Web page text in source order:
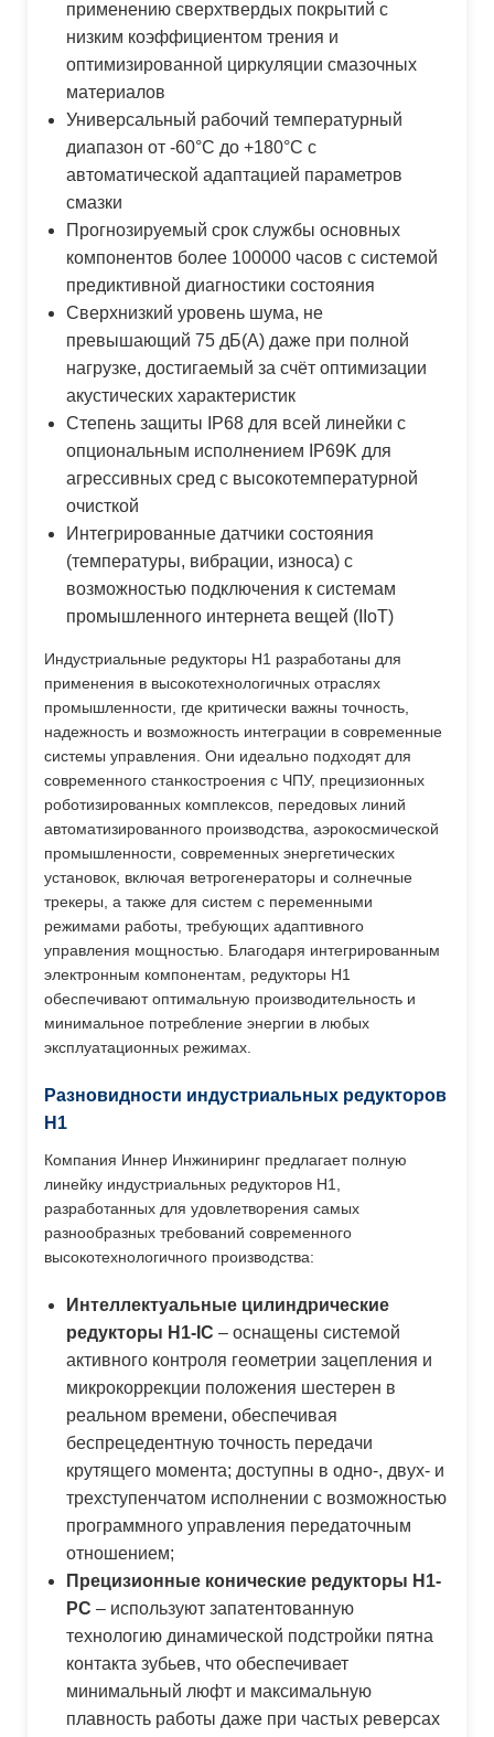
применению сверхтвердых покрытий с
низким коэффициентом трения и
оптимизированной циркуляции смазочных
материалов
Универсальный рабочий температурный
диапазон от -60°С до +180°С с
автоматической адаптацией параметров
смазки
Прогнозируемый срок службы основных
компонентов более 100000 часов с системой
предиктивной диагностики состояния
Сверхнизкий уровень шума, не
превышающий 75 дБ(А) даже при полной
нагрузке, достигаемый за счёт оптимизации
акустических характеристик
Степень защиты IP68 для всей линейки с
опциональным исполнением IP69K для
агрессивных сред с высокотемпературной
очисткой
Интегрированные датчики состояния
(температуры, вибрации, износа) с
возможностью подключения к системам
промышленного интернета вещей (IIoT)
Индустриальные редукторы H1 разработаны для
применения в высокотехнологичных отраслях
промышленности, где критически важны точность,
надежность и возможность интеграции в современные
системы управления. Они идеально подходят для
современного станкостроения с ЧПУ, прецизионных
роботизированных комплексов, передовых линий
автоматизированного производства, аэрокосмической
промышленности, современных энергетических
установок, включая ветрогенераторы и солнечные
трекеры, а также для систем с переменными
режимами работы, требующих адаптивного
управления мощностью. Благодаря интегрированным
электронным компонентам, редукторы H1
обеспечивают оптимальную производительность и
минимальное потребление энергии в любых
эксплуатационных режимах.
Разновидности индустриальных редукторов
H1
Компания Иннер Инжиниринг предлагает полную
линейку индустриальных редукторов H1,
разработанных для удовлетворения самых
разнообразных требований современного
высокотехнологичного производства:
Интеллектуальные цилиндрические
редукторы H1-IC – оснащены системой
активного контроля геометрии зацепления и
микрокоррекции положения шестерен в
реальном времени, обеспечивая
беспрецедентную точность передачи
крутящего момента; доступны в одно-, двух- и
трехступенчатом исполнении с возможностью
программного управления передаточным
отношением;
Прецизионные конические редукторы H1-
PC – используют запатентованную
технологию динамической подстройки пятна
контакта зубьев, что обеспечивает
минимальный люфт и максимальную
плавность работы даже при частых реверсах